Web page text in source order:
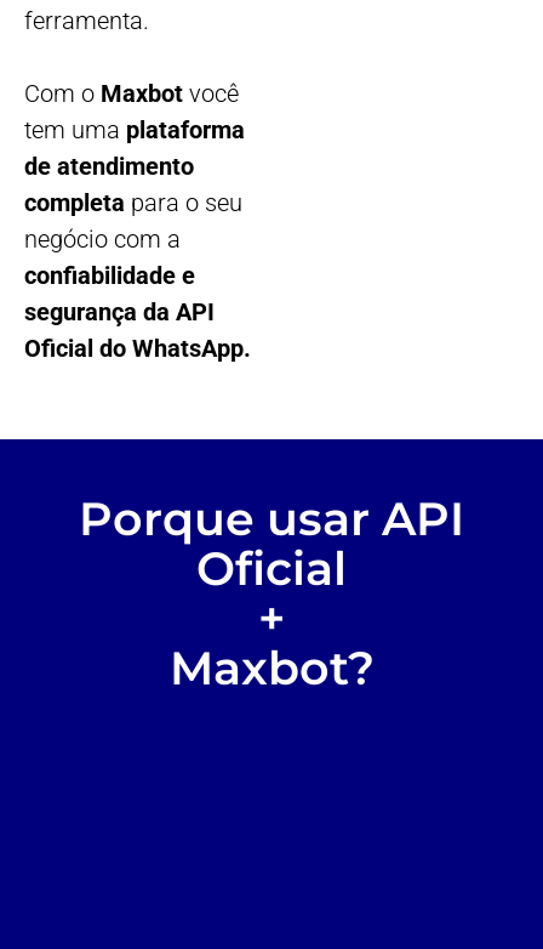
ferramenta.
Com o Maxbot você
tem uma plataforma
de atendimento
completa para o seu
negócio com a
confiabilidade e
segurança da API
Oficial do WhatsApp.
Porque usar API
Oficial
+
Maxbot?